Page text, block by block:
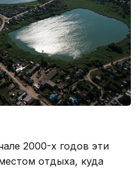
2000-х годов эти
отдыха, куда